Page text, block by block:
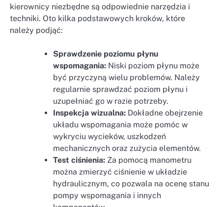
kierownicy niezbędne są odpowiednie narzędzia i
techniki. Oto kilka podstawowych kroków, które
należy podjąć:
Sprawdzenie poziomu płynu
wspomagania: Niski poziom płynu może
być przyczyną wielu problemów. Należy
regularnie sprawdzać poziom płynu i
uzupełniać go w razie potrzeby.
Inspekcja wizualna: Dokładne obejrzenie
układu wspomagania może pomóc w
wykryciu wycieków, uszkodzeń
mechanicznych oraz zużycia elementów.
Test ciśnienia: Za pomocą manometru
można zmierzyć ciśnienie w układzie
hydraulicznym, co pozwala na ocenę stanu
pompy wspomagania i innych